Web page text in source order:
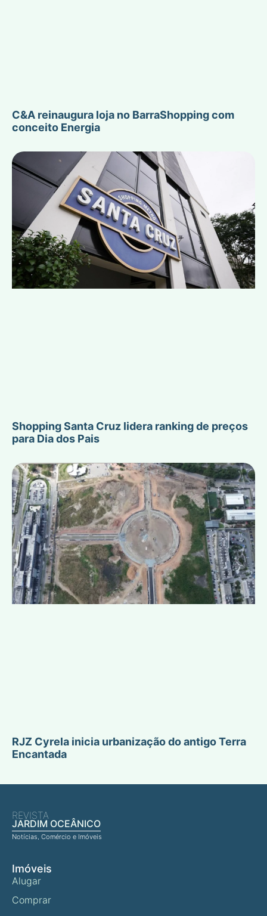
C&A reinaugura loja no BarraShopping com
conceito Energia
Shopping Santa Cruz lidera ranking de preços
para Dia dos Pais
RJZ Cyrela inicia urbanização do antigo Terra
Encantada
REVISTA
JARDIM OCEÂNICO
Notícias, Comércio e Imóveis
Imóveis
Alugar
Comprar